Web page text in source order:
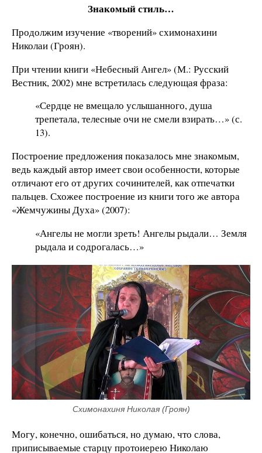
Знакомый стиль…
Продолжим изучение «творений» схимонахини
Николаи (Гроян).
При чтении книги «Небесный Ангел» (М.: Русский
Вестник, 2002) мне встретилась следующая фраза:
«Сердце не вмещало услышанного, душа
трепетала, телесные очи не смели взирать…» (с.
13).
Построение предложения показалось мне знакомым,
ведь каждый автор имеет свои особенности, которые
отличают его от других сочинителей, как отпечатки
пальцев. Схожее построение из книги того же автора
«Жемчужины Духа» (2007):
«Ангелы не могли зреть! Ангелы рыдали… Земля
рыдала и содрогалась…»
Схимонахиня Николая (Гроян)
Могу, конечно, ошибаться, но думаю, что слова,
приписываемые старцу протоиерею Николаю